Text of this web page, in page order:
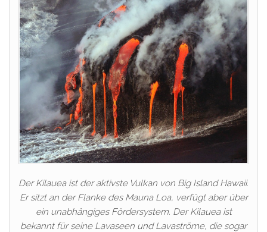
Der Kilauea ist der aktivste Vulkan von Big Island Hawaii.
Er sitzt an der Flanke des Mauna Loa, verfügt aber über
ein unabhängiges Fördersystem. Der Kilauea ist
bekannt für seine Lavaseen und Lavaströme, die sogar